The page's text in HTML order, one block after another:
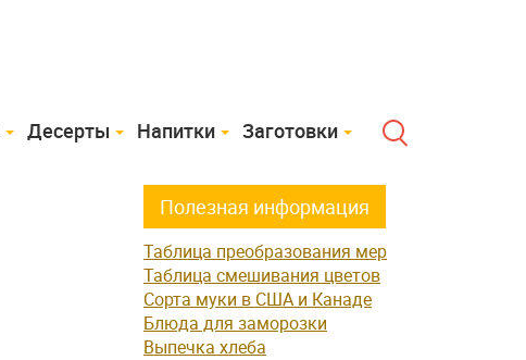
Десерты Напитки Заготовки
Полезная информация
Таблица преобразования мер
Таблица смешивания цветов
Сорта муки в США и Канаде
Блюда для заморозки
Выпечка хлеба